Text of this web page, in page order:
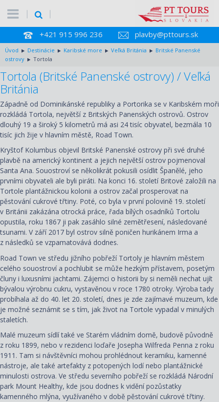
+421 915 996 236 plavby@pttours.sk
Úvod Destinácie Karibské more Veľká Británia
Britské Panenské
ostrovy
Tortola
Tortola (Britské Panenské ostrovy) / Veľká
Británia
Západně od Dominikánské republiky a Portorika se v Karibském moři
rozkládá Tortola, největší z Britských Panenských ostrovů. Ostrov
dlouhý 19 a široký 5 kilometrů má asi 24 tisíc obyvatel, bezmála 10
tisíc jich žije v hlavním městě, Road Town.
Kryštof Kolumbus objevil Britské Panenské ostrovy při své druhé
plavbě na americký kontinent a jejich největší ostrov pojmenoval
Santa Ana. Souostroví se několikrát pokusili osídlit Španělé, jeho
prvními obyvateli ale byli piráti. Na konci 16. století Britové založili na
Tortole plantážnickou kolonii a ostrov začal prosperovat na
pěstování cukrové třtiny. Poté, co byla v první polovině 19. století
v Británii zakázána otrocká práce, řada bílých osadníků Tortolu
opustila, roku 1867 ji pak zasáhlo silné zemětřesení, následované
tsunami. V září 2017 byl ostrov silně poničen hurikánem Irma a
z následků se vzpamatovává dodnes.
Road Town ve středu jižního pobřeží Tortoly je hlavním městem
celého souostroví a pochlubit se může hezkým přístavem, posetým
čluny i luxusními jachtami. Zájemci o historii by si neměli nechat ujít
bývalou výrobnu cukru, vystavěnou v roce 1780 otroky. Výroba tady
probíhala až do 40. let 20. století, dnes je zde zajímavé muzeum, kde
je možné seznámit se s tím, jak život na Tortole vypadal v minulých
staletích.
Malé muzeum sídlí také ve Starém vládním domě, budově původně
z roku 1899, nebo v rezidenci loďaře Josepha Wilfreda Penna z roku
1911. Tam si návštěvníci mohou prohlédnout keramiku, kamenné
nástroje, ale také artefakty z potopených lodí nebo plantážnické
minulosti ostrova. Ve středu severního pobřeží se rozkládá Národní
park Mount Healthy, kde jsou dodnes k vidění pozůstatky
kamenného mlýna, využívaného v době pěstování cukrové třtiny.